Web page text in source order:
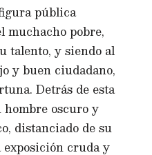
pública
muchacho pobre,
talento, y siendo al
y buen ciudadano,
Detrás de esta
hombre oscuro y
distanciado de su
exposición cruda y